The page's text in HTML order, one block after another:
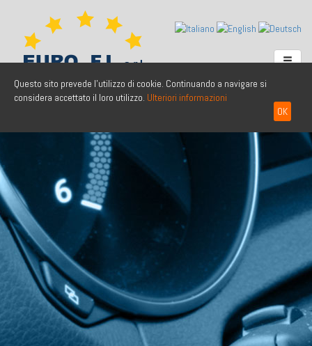
Questo sito prevede l'utilizzo di cookie. Continuando a navigare si
considera accettato il loro utilizzo. Ulteriori informazioni
OK